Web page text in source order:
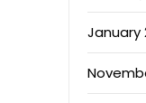
January